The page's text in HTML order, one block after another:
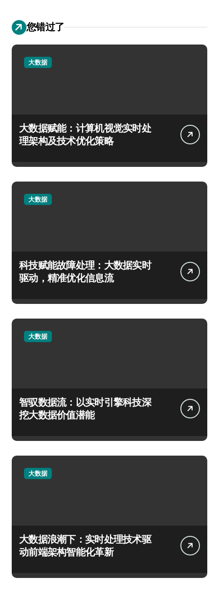
您错过了
大数据
大数据赋能：计算机视觉实时处
理架构及技术优化策略
大数据
科技赋能故障处理：大数据实时
驱动，精准优化信息流
大数据
智驭数据流：以实时引擎科技深
挖大数据价值潜能
大数据
大数据浪潮下：实时处理技术驱
动前端架构智能化革新